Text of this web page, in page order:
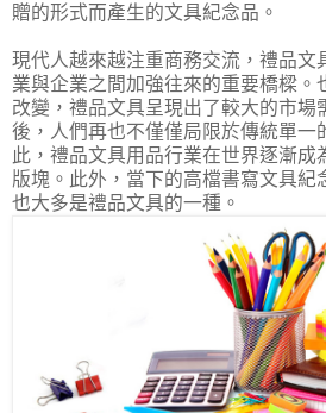
贈的形式而產生的文具紀念品。
現代人越來越注重商務交流，禮品文
業與企業之間加強往來的重要橋樑。
改變，禮品文具呈現出了較大的市場
後，人們再也不僅僅局限於傳統單一
此，禮品文具用品行業在世界逐漸成
版塊。此外，當下的高檔書寫文具紀
也大多是禮品文具的一種。